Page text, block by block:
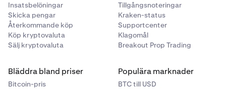
Insatsbelöningar
Skicka pengar
Återkommande köp
Köp kryptovaluta
Sälj kryptovaluta
Tillgångsnoteringar
Kraken-status
Supportcenter
Klagomål
Breakout Prop Trading
Bläddra bland priser
Bitcoin-pris
Populära marknader
BTC till USD